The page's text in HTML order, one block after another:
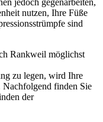
jedoch gegenarbeiten,
nutzen, Ihre Füße
sind
Rankweil möglichst
zu legen, wird Ihre
Nachfolgend finden Sie
der